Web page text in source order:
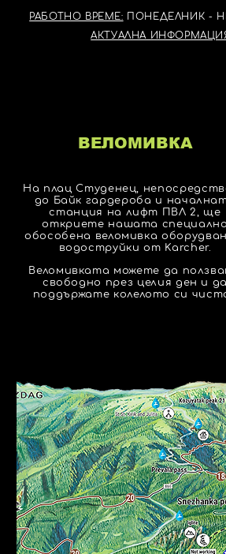
РАБОТНО ВРЕМЕ: ПОНЕДЕЛНИК -
АКТУАЛНА
ВЕЛОМИВКА
На плац Студенец,
до Байк гардероба и
станция на лифт ПВЛ 2, ще
откриете нашата специално
обособена веломивка
водоструйки от Karcher.
Веломивката можете да
свободно през целия ден и да
поддържате колелото си